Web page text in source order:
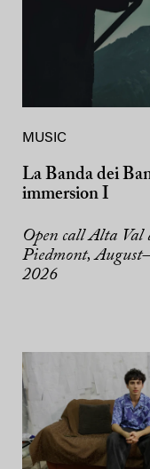
MUSIC
La Banda dei
immersion I
Open call Alta Val
Piedmont,
2026